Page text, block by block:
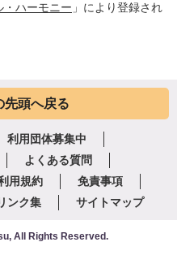
ハーモニー 」により登録され
先頭へ戻る
利用団体募集中
よくある質問
用規約
免責事項
ンク集 サイトマップ
, All Rights Reserved.